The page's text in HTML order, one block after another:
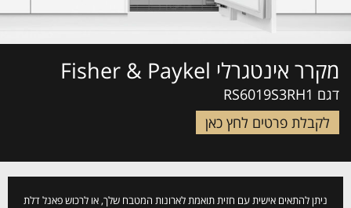
מקרר אינטגרלי Fisher & Paykel
דגם RS6019S3RH1
לקבלת פרטים לחץ כאן
ניתן להתאים אישית עם חזית תואמת לארונות המטבח שלך, או לרכוש פאנל דלת